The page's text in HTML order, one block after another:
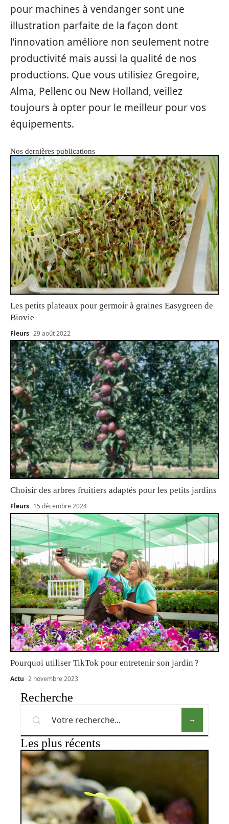
pour machines à vendanger sont une
illustration parfaite de la façon dont
l’innovation améliore non seulement notre
productivité mais aussi la qualité de nos
productions. Que vous utilisiez Gregoire,
Alma, Pellenc ou New Holland, veillez
toujours à opter pour le meilleur pour vos
équipements.
Nos dernières publications
Les petits plateaux pour germoir à graines Easygreen de
Biovie
Fleurs 29 août 2022
Choisir des arbres fruitiers adaptés pour les petits jardins
Fleurs 15 décembre 2024
Pourquoi utiliser TikTok pour entretenir son jardin ?
Actu 2 novembre 2023
Recherche
Les plus récents